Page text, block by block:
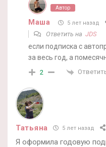
Автор
Маша 5 лет назад
Ответить на JDS
если подписка с
за весь год, а
2
Татьяна 5 лет назад
Я оформила годовую